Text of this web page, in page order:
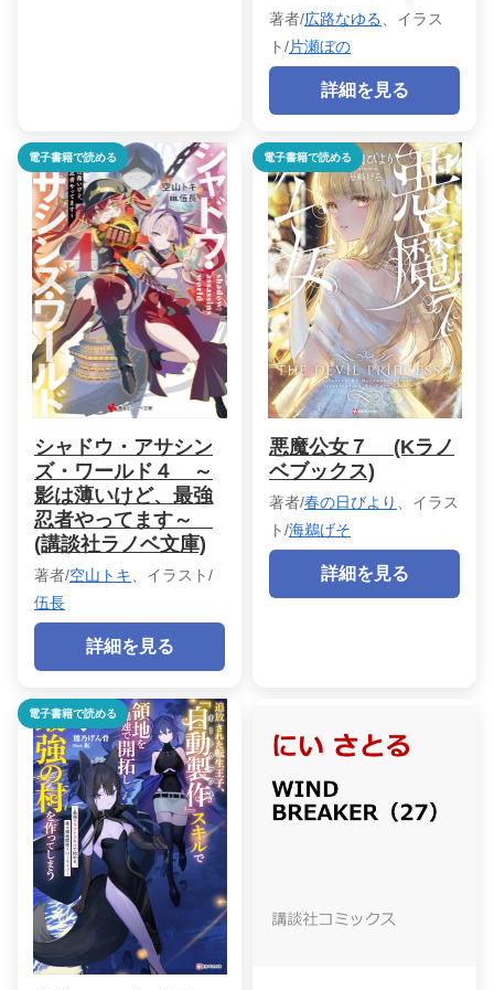
著者/広路なゆる 、イラス
ト/片瀬ぼの
詳細を見る
電子書籍で読める
シャドウ・アサシン
ズ・ワールド４ ～
影は薄いけど、最強
忍者やってます～
(講談社ラノベ文庫)
著者/空山トキ 、イラスト/
伍長
詳細を見る
電子書籍で読める
悪魔公女７ (Kラノ
ベブックス)
著者/春の日びより
、イラス
ト/海鵜げそ
詳細を見る
電子書籍で読める